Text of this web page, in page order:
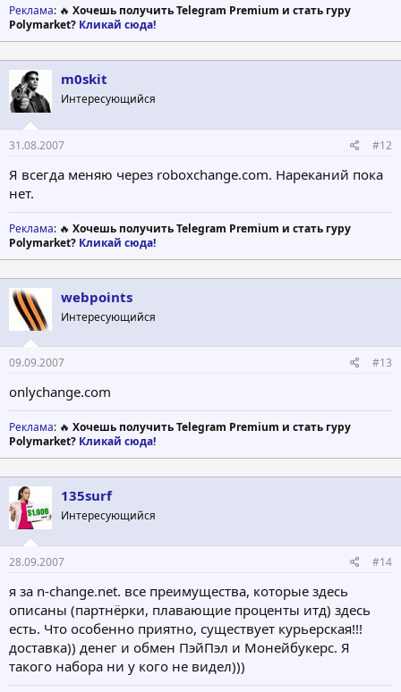
Реклама: 🔥 Хочешь получить Telegram Premium и стать гуру
Polymarket? Кликай сюда!
m0skit
Интересующийся
31.08.2007 #12
Я всегда меняю через roboxchange.com. Нареканий пока
нет.
Реклама: 🔥 Хочешь получить Telegram Premium и стать гуру
Polymarket? Кликай сюда!
webpoints
Интересующийся
09.09.2007 #13
onlychange.com
Реклама: 🔥 Хочешь получить Telegram Premium и стать гуру
Polymarket? Кликай сюда!
135surf
Интересующийся
28.09.2007 #14
я за n-change.net. все преимущества, которые здесь
описаны (партнёрки, плавающие проценты итд) здесь
есть. Что особенно приятно, существует курьерская!!!
доставка)) денег и обмен ПэйПэл и Монейбукерс. Я
такого набора ни у кого не видел)))